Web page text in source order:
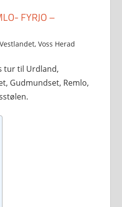
FYRJO –
Svein
Vestlandet, Voss Herad
tur til Urdland,
Gudmundset, Remlo,